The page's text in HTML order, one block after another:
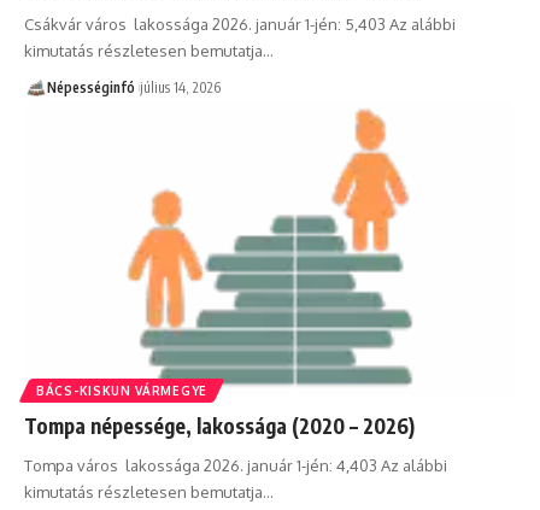
Csákvár város lakossága 2026. január 1-jén: 5,403 Az alábbi
kimutatás részletesen bemutatja…
Népességinfó július 14, 2026
BÁCS-KISKUN VÁRMEGYE
Tompa népessége, lakossága (2020 – 2026)
Tompa város lakossága 2026. január 1-jén: 4,403 Az alábbi
kimutatás részletesen bemutatja…